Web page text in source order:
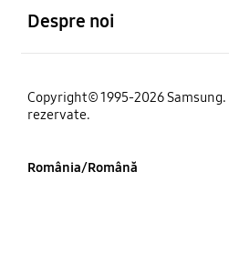
Despre noi
Copyright© 1995-2026
rezervate.
România/Română